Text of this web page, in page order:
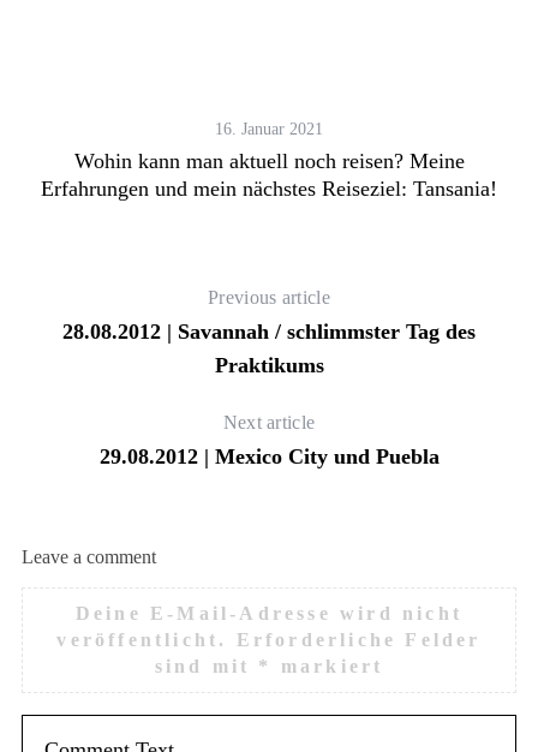
16. Januar 2021
Wohin kann man aktuell noch reisen? Meine
Erfahrungen und mein nächstes Reiseziel: Tansania!
Previous article
28.08.2012 | Savannah / schlimmster Tag des
Praktikums
Next article
29.08.2012 | Mexico City und Puebla
Leave a comment
Deine E-Mail-Adresse wird nicht
veröffentlicht.
Erforderliche Felder
sind mit * markiert